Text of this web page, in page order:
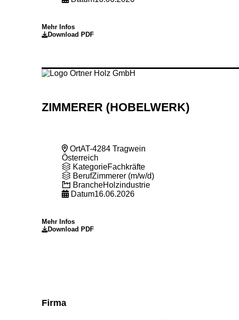
Mehr Infos
Download PDF
ZIMMERER (HOBELWERK)
OrtAT-4284 Tragwein
Österreich
KategorieFachkräfte
BerufZimmerer (m/w/d)
BrancheHolzindustrie
Datum16.06.2026
Mehr Infos
Download PDF
Firma